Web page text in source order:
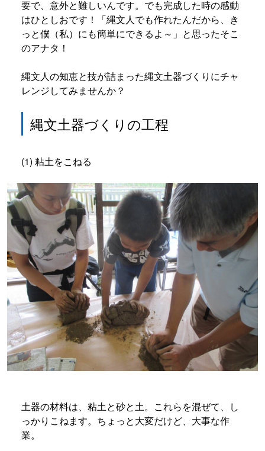
要で、意外と難しいんです。でも完成した時の感動
はひとしおです！「縄文人でも作れたんだから、き
っと僕（私）にも簡単にできるよ～」と思ったそこ
のアナタ！
縄文人の知恵と技が詰まった縄文土器づくりにチャ
レンジしてみませんか？
縄文土器づくりの工程
(1) 粘土をこねる
土器の材料は、粘土と砂と土。これらを混ぜて、し
っかりこねます。ちょっと大変だけど、大事な作
業。